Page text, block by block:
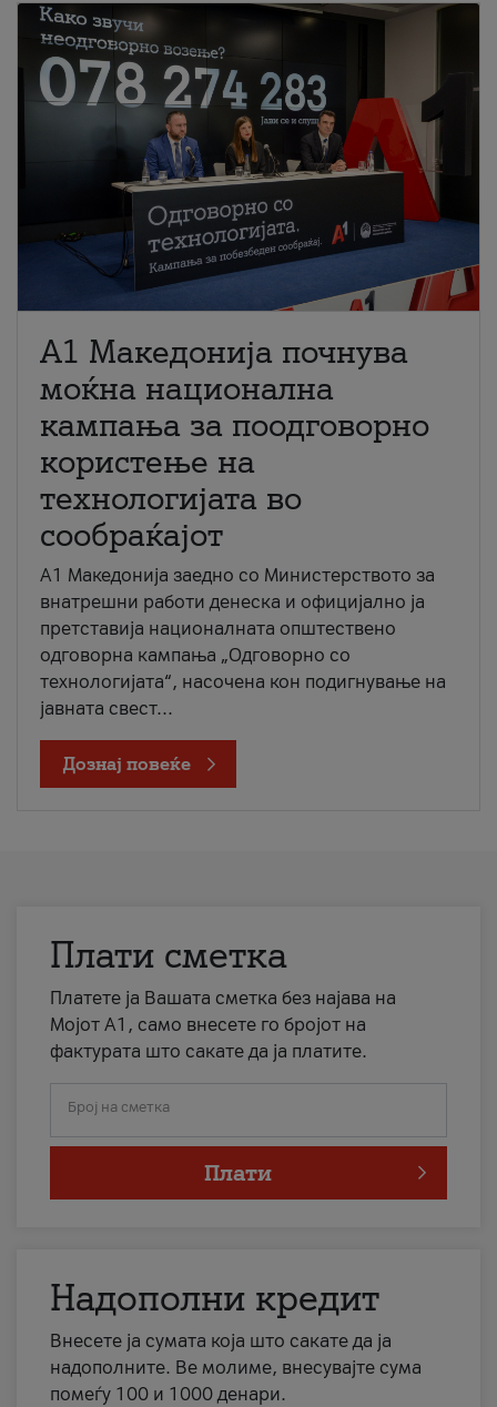
A1 Македонија почнува
моќна национална
кампања за поодговорно
користење на
технологијата во
сообраќајот
A1 Македонија заедно со Министерството за
внатрешни работи денеска и официјално ја
претставија националната општествено
одговорна кампања „Одговорно со
технологијата“, насочена кон подигнување на
јавната свест...
Дознај повеќе
Плати сметка
Платете ја Вашата сметка без најава на
Мојот А1, само внесете го бројот на
фактурата што сакате да ја платите.
Број на сметка
Плати
Надополни кредит
Внесете ја сумата која што сакате да ја
надополните. Ве молиме, внесувајте сума
помеѓу 100 и 1000 денари.